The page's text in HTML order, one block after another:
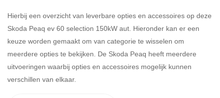
Hierbij een overzicht van leverbare opties en accessoires op deze
Skoda Peaq ev 60 selection 150kW aut. Hieronder kan er een
keuze worden gemaakt om van categorie te wisselen om
meerdere opties te bekijken. De Skoda Peaq heeft meerdere
uitvoeringen waarbij opties en accessoires mogelijk kunnen
verschillen van elkaar.